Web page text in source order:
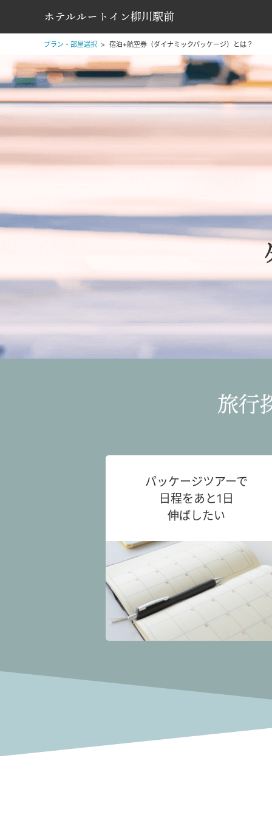
ホテルルートイン柳川駅前
プラン・部屋選択 宿泊+航空券（ダイナミックパッケージ）とは？
旅行
パッケージツアーで
日程をあと1日
伸ばしたい